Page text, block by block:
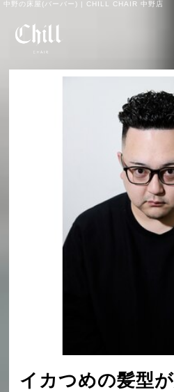
中野の床屋(バーバー) | CHILL CHAIR 中野店
イカつめの髪型